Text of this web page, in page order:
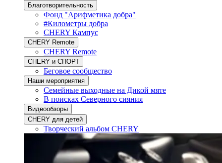
Благотворительность
Фонд "Арифметика добра"
#Километры добра
CHERY Кампус
CHERY Remote
CHERY Remote
CHERY и СПОРТ
Беговое сообщество
Наши мероприятия
Семейные выходные на Дикой мяте
В поисках Северного сияния
Видеообзоры
CHERY для детей
Творческий альбом CHERY